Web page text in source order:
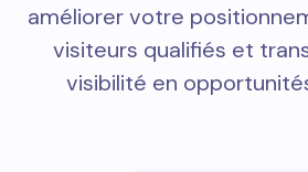
améliorer votre
visiteurs qualifiés et
visibilité en